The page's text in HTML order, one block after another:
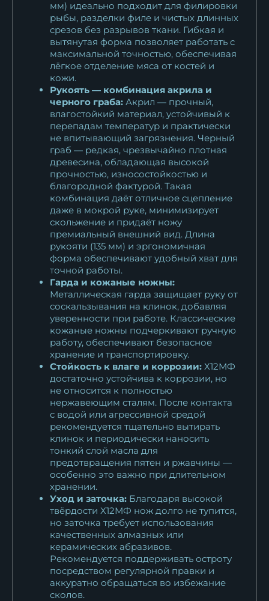
филейный 95х18 орех
10 593₽
Нож Касатка большая
филейный дамаск орех
11 374
мм) идеально подходит для филировки
рыбы, разделки филе и чистых длинных
срезов без разрывов ткани. Гибкая и
вытянутая форма позволяет работать с
максимальной точностью, обеспечивая
лёгкое отделение мяса от костей и
кожи.
Рукоять — комбинация акрила и
черного граба: Акрил — прочный,
влагостойкий материал, устойчивый к
перепадам температур и практически
не впитывающий загрязнения. Черный
граб — редкая, чрезвычайно плотная
древесина, обладающая высокой
прочностью, износостойкостью и
благородной фактурой. Такая
комбинация даёт отличное сцепление
даже в мокрой руке, минимизирует
скольжение и придаёт ножу
премиальный внешний вид. Длина
рукояти (135 мм) и эргономичная
форма обеспечивают удобный хват для
точной работы.
Гарда и кожаные ножны:
Металлическая гарда защищает руку от
соскальзывания на клинок, добавляя
уверенности при работе. Классические
кожаные ножны подчеркивают ручную
работу, обеспечивают безопасное
хранение и транспортировку.
Стойкость к влаге и коррозии: Х12МФ
достаточно устойчива к коррозии, но
не относится к полностью
нержавеющим сталям. После контакта
с водой или агрессивной средой
рекомендуется тщательно вытирать
клинок и периодически наносить
тонкий слой масла для
предотвращения пятен и ржавчины —
особенно это важно при длительном
хранении.
Уход и заточка: Благодаря высокой
твёрдости Х12МФ нож долго не тупится,
но заточка требует использования
качественных алмазных или
керамических абразивов.
Рекомендуется поддерживать остроту
посредством регулярной правки и
аккуратно обращаться во избежание
сколов.